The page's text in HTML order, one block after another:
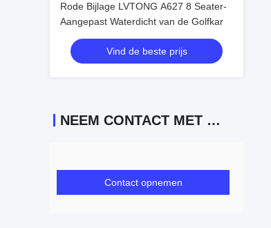
Rode Bijlage LVTONG A627 8 Seater-
Aangepast Waterdicht van de Golfkar
Vind de beste prijs
NEEM CONTACT MET ONS OP
Contact opnemen